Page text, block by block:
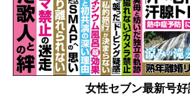
女性セブン最新号